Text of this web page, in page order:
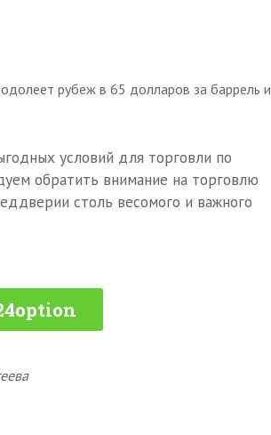
рубеж в 65 долларов за баррель и
условий для торговли по
обратить внимание на торговлю
столь весомого и важного